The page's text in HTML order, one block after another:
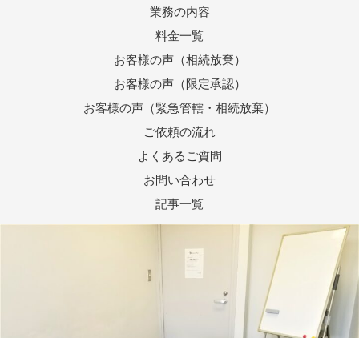
業務の内容
料金一覧
お客様の声（相続放棄）
お客様の声（限定承認）
お客様の声（緊急管轄・相続放棄）
ご依頼の流れ
よくあるご質問
お問い合わせ
記事一覧